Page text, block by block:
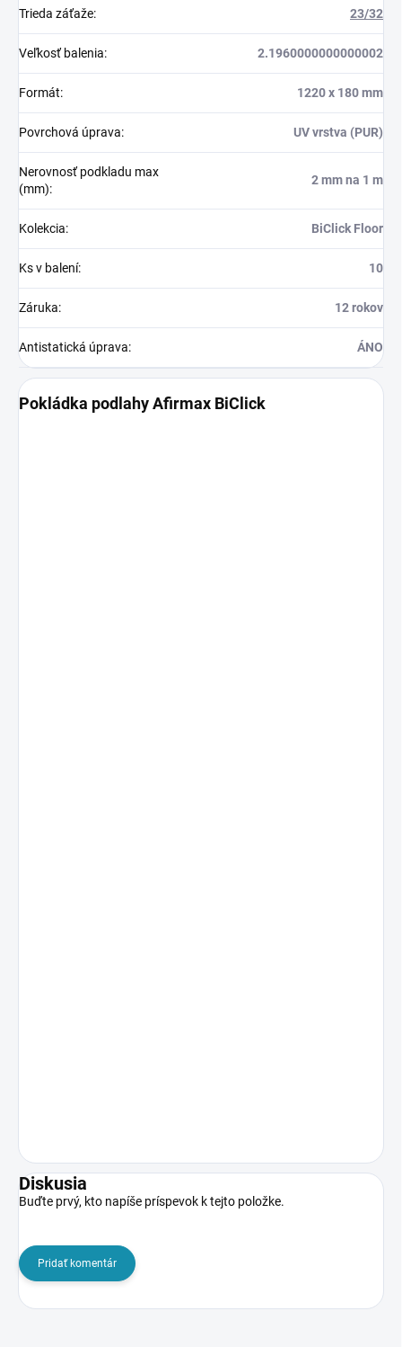
Trieda záťaže: 23/32
Veľkosť balenia: 2.1960000000000002
Formát: 1220 x 180 mm
Povrchová úprava: UV vrstva (PUR)
Nerovnosť podkladu max
(mm):
2 mm na 1 m
Kolekcia: BiClick Floor
Ks v balení: 10
Záruka: 12 rokov
Antistatická úprava: ÁNO
Pokládka podlahy Afirmax BiClick
Diskusia
Buďte prvý, kto napíše príspevok k tejto položke.
Pridať komentár